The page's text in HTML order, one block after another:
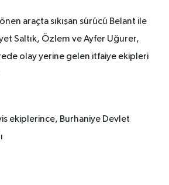
araçta sıkışan sürücü Belant ile
Saltık, Özlem ve Ayfer Uğurer,
olay yerine gelen itfaiye ekipleri
ekiplerince, Burhaniye Devlet